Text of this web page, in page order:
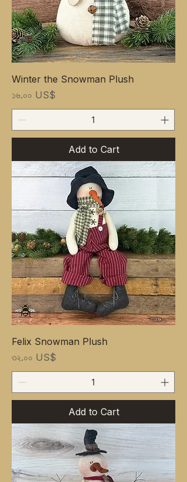
Winter the Snowman Plush
Price
১৬.০০ US$
Add to Cart
Felix Snowman Plush
Price
৩২.০০ US$
Add to Cart